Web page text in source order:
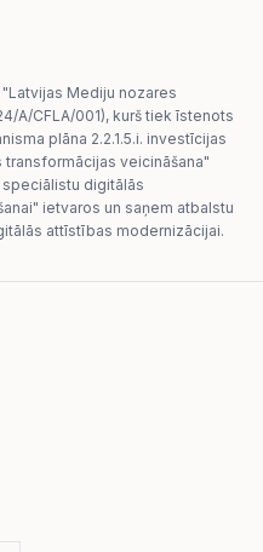
Mediju nozares
A/CFLA/001), kurš tiek īstenots
plāna 2.2.1.5.i. investīcijas
veicināšana"
digitālās
ietvaros un saņem atbalstu
attīstības modernizācijai.